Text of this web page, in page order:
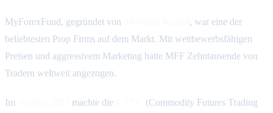
MyForexFund, gegründet von
, war eine der
beliebtesten Prop Firms auf dem Markt. Mit wettbewerbsfähigen
Preisen und aggressivem Marketing hatte MFF Zehntausende von
Tradern weltweit angezogen.
Im machte die
(Commodity Futures Trading